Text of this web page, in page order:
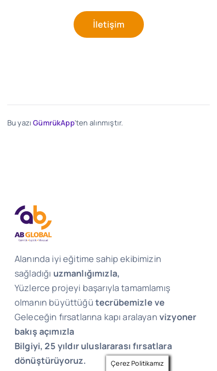
İletişim
Bu yazıGümrükApp'ten alınmıştır.
Alanında iyi eğitime sahip ekibimizin
sağladığı uzmanlığımızla,
Yüzlerce projeyi başarıyla tamamlamış
olmanın büyüttüğü tecrübemizle ve
Geleceğin fırsatlarına kapı aralayan vizyoner
bakış açımızla
Bilgiyi, 25 yıldır uluslararası fırsatlara
dönüştürüyoruz.
Çerez Politikamız